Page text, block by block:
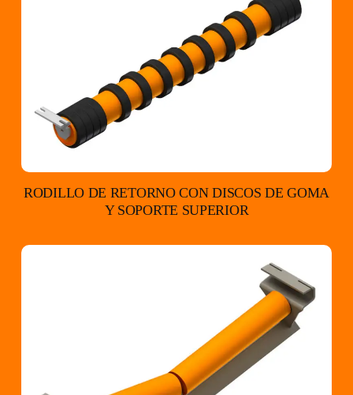
RODILLO DE RETORNO CON DISCOS DE GOMA
Y SOPORTE SUPERIOR